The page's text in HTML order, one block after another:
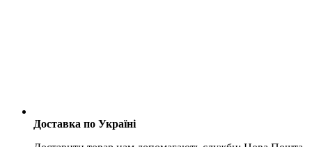
Доставка по Україні